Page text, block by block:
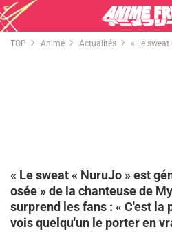
TOP Anime Actualités « Le
« Le sweat « NuruJo » est
osée » de la chanteuse de
surprend les fans : « C'est la
vois quelqu'un le porter en